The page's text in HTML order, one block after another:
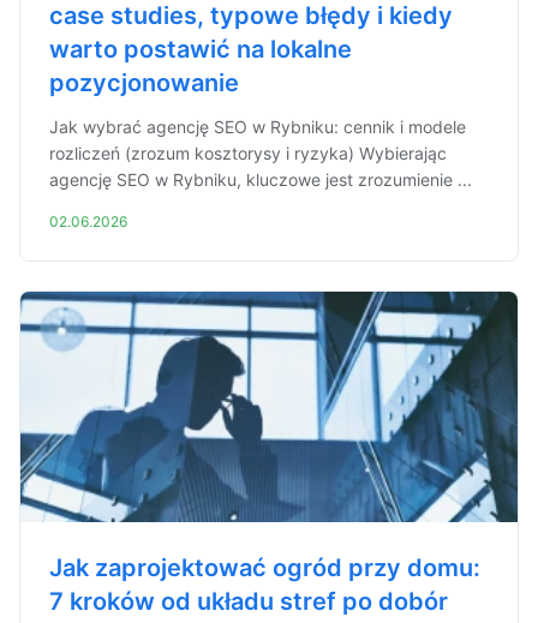
case studies, typowe błędy i kiedy
warto postawić na lokalne
pozycjonowanie
Jak wybrać agencję SEO w Rybniku: cennik i modele
rozliczeń (zrozum kosztorysy i ryzyka) Wybierając
agencję SEO w Rybniku, kluczowe jest zrozumienie ...
02.06.2026
Jak zaprojektować ogród przy domu:
7 kroków od układu stref po dobór